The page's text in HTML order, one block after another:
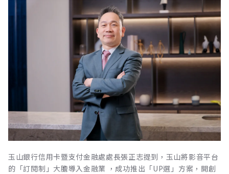
玉山銀行信用卡暨支付金融處處長張正志提到，玉山將影音平台
的「訂閱制」大膽導入金融業 ，成功推出「UP選」方案，開創